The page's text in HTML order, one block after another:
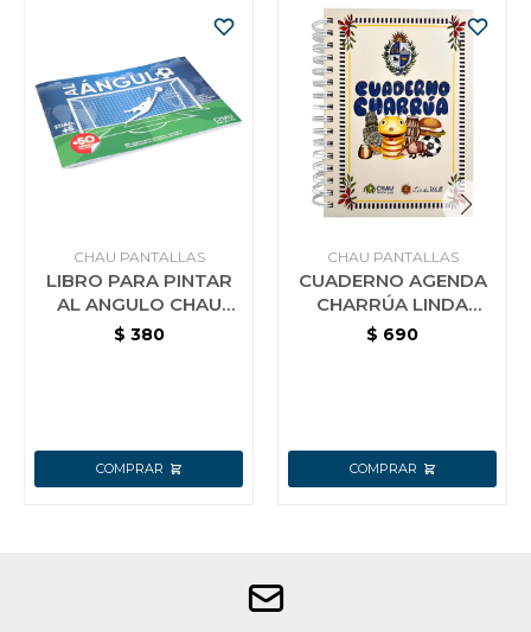
CHAU PANTALLAS
LIBRO PARA PINTAR
AL ANGULO CHAU
PANTALLA
$ 380
CHAU PANTALLAS
CUADERNO AGENDA
CHARRÚA LINDA
WALL CHAU
$ 690